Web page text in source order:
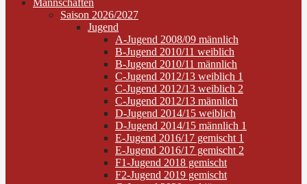
Mannschaften
Saison 2026/2027
Jugend
A-Jugend 2008/09 männlich
B-Jugend 2010/11 weiblich
B-Jugend 2010/11 männlich
C-Jugend 2012/13 weiblich 1
C-Jugend 2012/13 weiblich 2
C-Jugend 2012/13 männlich
D-Jugend 2014/15 weiblich
D-Jugend 2014/15 männlich 1
E-Jugend 2016/17 gemischt 1
E-Jugend 2016/17 gemischt 2
F1-Jugend 2018 gemischt
F2-Jugend 2019 gemischt